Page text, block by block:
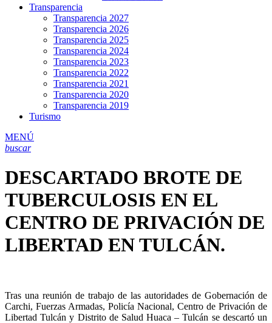
Transparencia
Transparencia 2027
Transparencia 2026
Transparencia 2025
Transparencia 2024
Transparencia 2023
Transparencia 2022
Transparencia 2021
Transparencia 2020
Transparencia 2019
Turismo
MENÚ
buscar
DESCARTADO BROTE DE
TUBERCULOSIS EN EL
CENTRO DE PRIVACIÓN DE
LIBERTAD EN TULCÁN.
Tras una reunión de trabajo de las autoridades de Gobernación de
Carchi, Fuerzas Armadas, Policía Nacional, Centro de Privación de
Libertad Tulcán y Distrito de Salud Huaca – Tulcán se descartó un